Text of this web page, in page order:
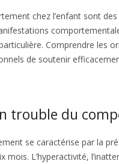
chez l’enfant sont
Comprendre les
de soutenir
trouble du
se caractérise par la
mois. L’hyperactivité,